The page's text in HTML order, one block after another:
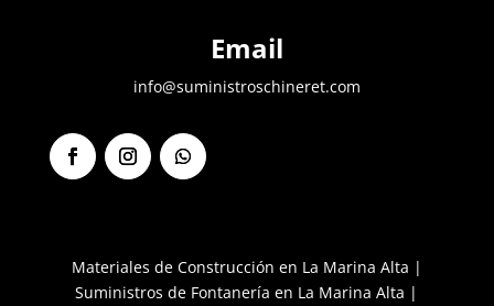
Email
info@suministroschineret.com
FacebookInstagramSeguir
Materiales de Construcción en La Marina Alta |
Suministros de Fontanería en La Marina Alta |